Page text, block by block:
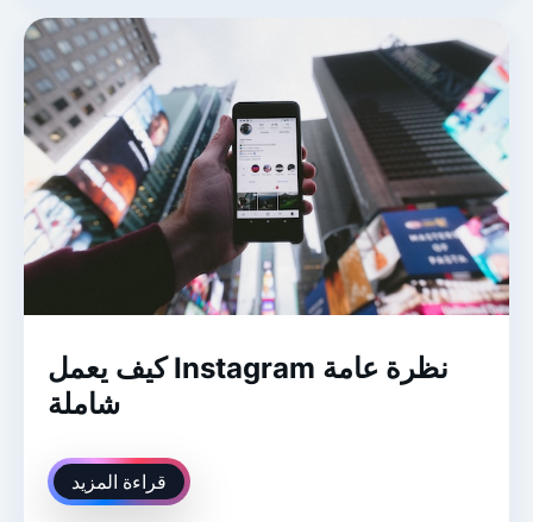
كيف يعمل Instagram نظرة عامة
شاملة
قراءة المزيد